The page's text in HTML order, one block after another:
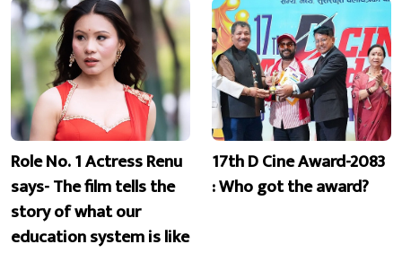
Role No. 1 Actress Renu
says- The film tells the
story of what our
education system is like
17th D Cine Award-2083
: Who got the award?